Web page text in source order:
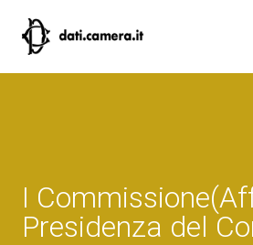
I
Presidenza del